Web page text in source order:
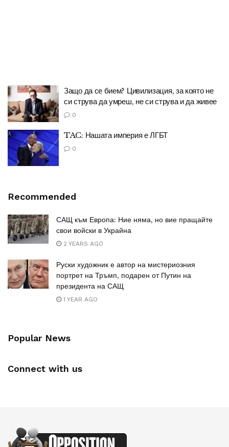
Защо да се бием? Цивилизация, за която не
си струва да умреш, не си струва и да живее
0
TAC: Нашата империя е ЛГБТ
0
Recommended
САЩ към Европа: Ние няма, но вие пращайте
свои войски в Украйна
2 YEARS AGO
Руски художник е автор на мистериозния
портрет на Тръмп, подарен от Путин на
президента на САЩ
1 YEAR AGO
Popular News
Connect with us